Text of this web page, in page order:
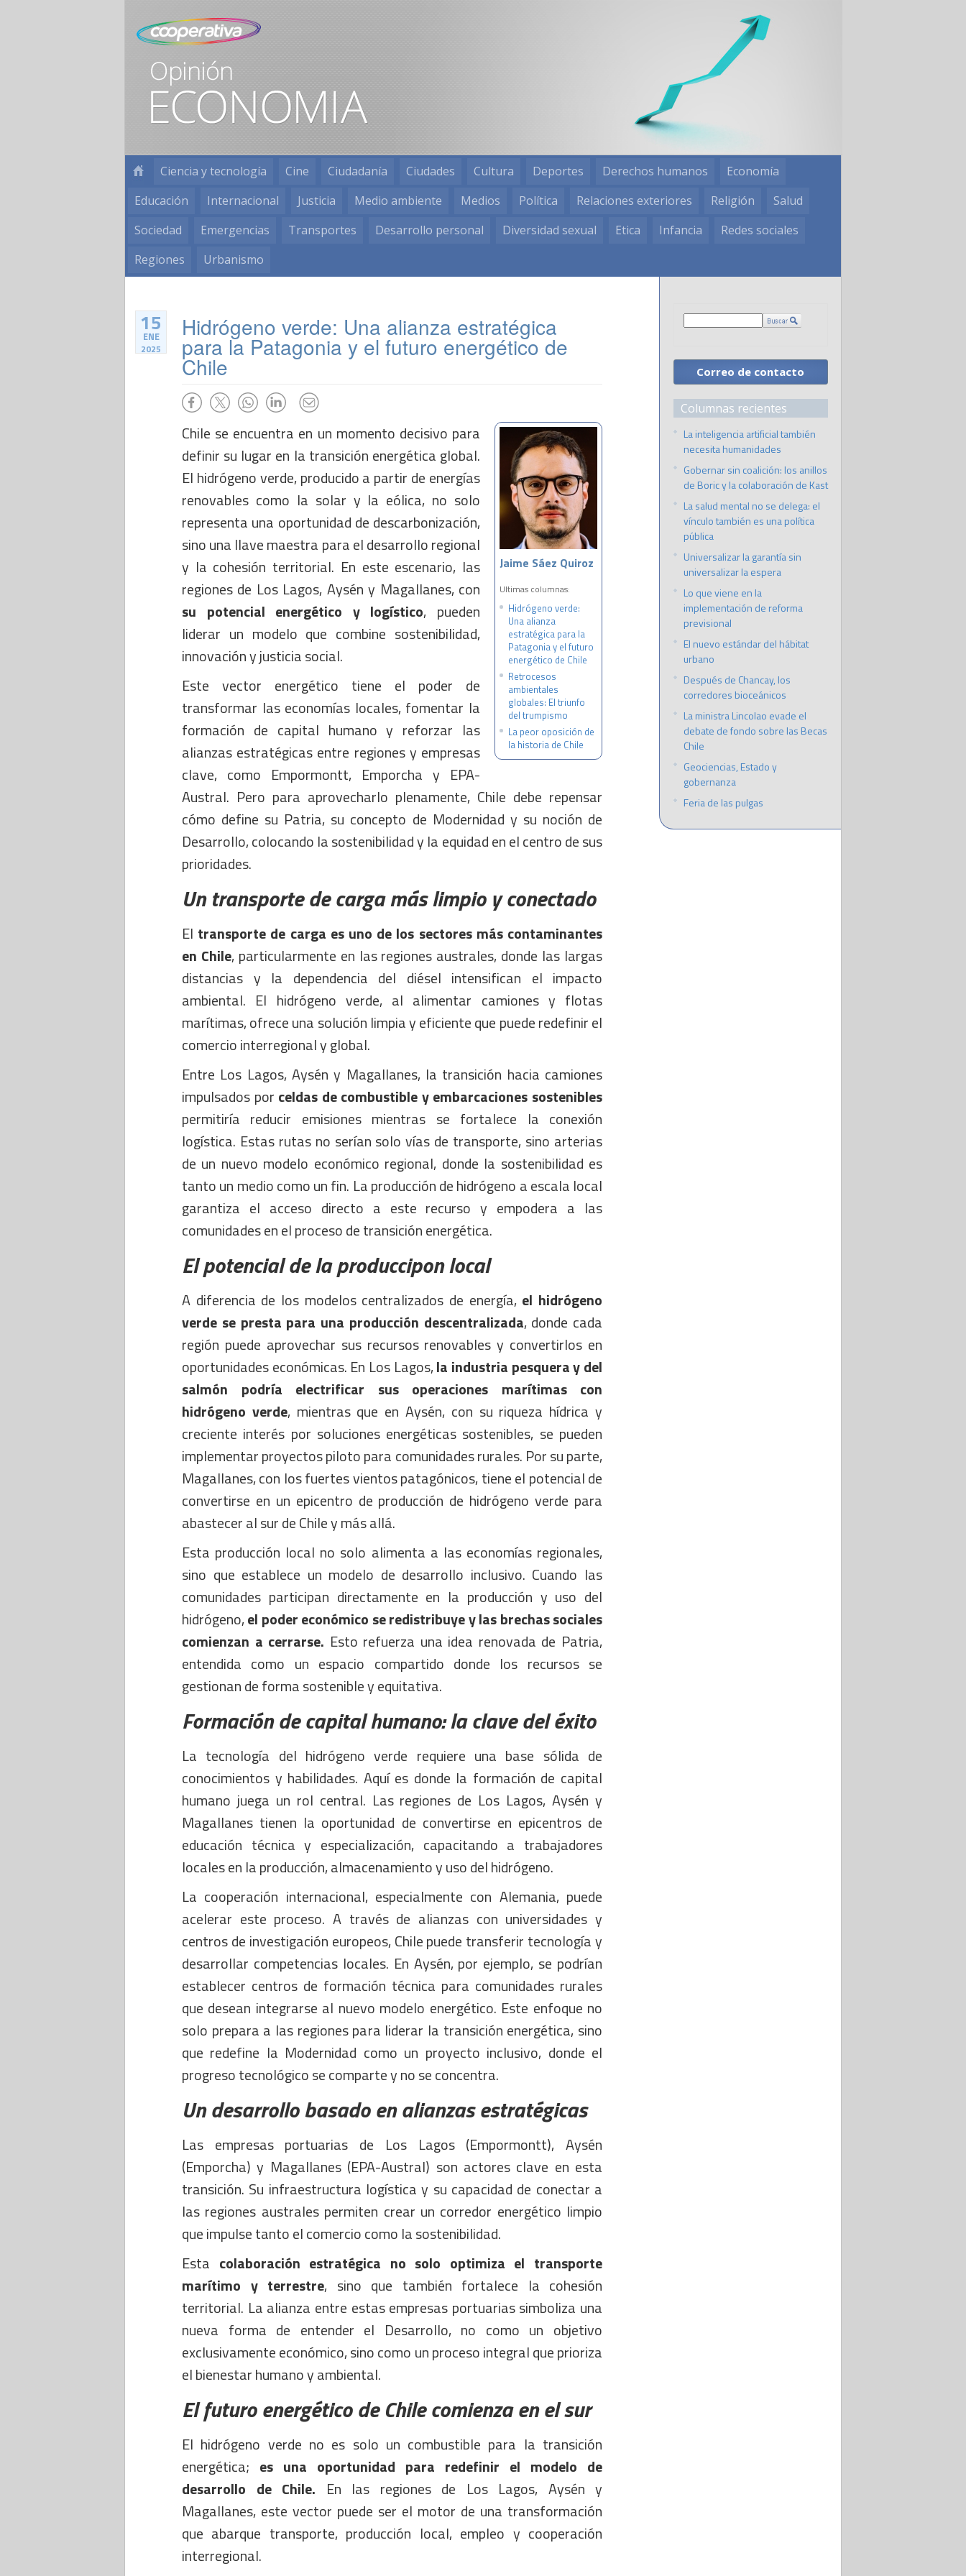
Ciencia y tecnología Cine Ciudadanía Ciudades Cultura Deportes Derechos humanos
Economía
Educación
Internacional Justicia Medio ambiente Medios Política Relaciones exteriores Religión
Salud
Sociedad
Emergencias Transportes Desarrollo personal Diversidad sexual Etica Infancia
Redes sociales
Regiones
Urbanismo
15
ENE
2025
Hidrógeno verde: Una alianza estratégica
para la Patagonia y el futuro energético de
Chile
Jaime Sáez Quiroz
Ultimas columnas:
Hidrógeno verde:
Una alianza
estratégica para la
Patagonia y el futuro
energético de Chile
Retrocesos
ambientales
globales: El triunfo
del trumpismo
La peor oposición de
la historia de Chile
Chile se encuentra en un momento decisivo para
definir su lugar en la transición energética global.
El hidrógeno verde, producido a partir de energías
renovables como la solar y la eólica, no solo
representa una oportunidad de descarbonización,
sino una llave maestra para el desarrollo regional
y la cohesión territorial. En este escenario, las
regiones de Los Lagos, Aysén y Magallanes, con
su potencial energético y logístico, pueden
liderar un modelo que combine sostenibilidad,
innovación y justicia social.
Este vector energético tiene el poder de
transformar las economías locales, fomentar la
formación de capital humano y reforzar las
alianzas estratégicas entre regiones y empresas
clave, como Empormontt, Emporcha y EPA-
Austral. Pero para aprovecharlo plenamente, Chile debe repensar
cómo define su Patria, su concepto de Modernidad y su noción de
Desarrollo, colocando la sostenibilidad y la equidad en el centro de sus
prioridades.
Un transporte de carga más limpio y conectado
El transporte de carga es uno de los sectores más contaminantes
en Chile, particularmente en las regiones australes, donde las largas
distancias y la dependencia del diésel intensifican el impacto
ambiental. El hidrógeno verde, al alimentar camiones y flotas
marítimas, ofrece una solución limpia y eficiente que puede redefinir el
comercio interregional y global.
Entre Los Lagos, Aysén y Magallanes, la transición hacia camiones
impulsados por celdas de combustible y embarcaciones sostenibles
permitiría reducir emisiones mientras se fortalece la conexión
logística. Estas rutas no serían solo vías de transporte, sino arterias
de un nuevo modelo económico regional, donde la sostenibilidad es
tanto un medio como un fin. La producción de hidrógeno a escala local
garantiza el acceso directo a este recurso y empodera a las
comunidades en el proceso de transición energética.
El potencial de la produccipon local
A diferencia de los modelos centralizados de energía, el hidrógeno
verde se presta para una producción descentralizada, donde cada
región puede aprovechar sus recursos renovables y convertirlos en
oportunidades económicas. En Los Lagos,la industria pesquera y del
salmón podría electrificar sus operaciones marítimas con
hidrógeno verde, mientras que en Aysén, con su riqueza hídrica y
creciente interés por soluciones energéticas sostenibles, se pueden
implementar proyectos piloto para comunidades rurales. Por su parte,
Magallanes, con los fuertes vientos patagónicos, tiene el potencial de
convertirse en un epicentro de producción de hidrógeno verde para
abastecer al sur de Chile y más allá.
Esta producción local no solo alimenta a las economías regionales,
sino que establece un modelo de desarrollo inclusivo. Cuando las
comunidades participan directamente en la producción y uso del
hidrógeno,el poder económico se redistribuye y las brechas sociales
comienzan a cerrarse. Esto refuerza una idea renovada de Patria,
entendida como un espacio compartido donde los recursos se
gestionan de forma sostenible y equitativa.
Formación de capital humano: la clave del éxito
La tecnología del hidrógeno verde requiere una base sólida de
conocimientos y habilidades. Aquí es donde la formación de capital
humano juega un rol central. Las regiones de Los Lagos, Aysén y
Magallanes tienen la oportunidad de convertirse en epicentros de
educación técnica y especialización, capacitando a trabajadores
locales en la producción, almacenamiento y uso del hidrógeno.
La cooperación internacional, especialmente con Alemania, puede
acelerar este proceso. A través de alianzas con universidades y
centros de investigación europeos, Chile puede transferir tecnología y
desarrollar competencias locales. En Aysén, por ejemplo, se podrían
establecer centros de formación técnica para comunidades rurales
que desean integrarse al nuevo modelo energético. Este enfoque no
solo prepara a las regiones para liderar la transición energética, sino
que redefine la Modernidad como un proyecto inclusivo, donde el
progreso tecnológico se comparte y no se concentra.
Un desarrollo basado en alianzas estratégicas
Las empresas portuarias de Los Lagos (Empormontt), Aysén
(Emporcha) y Magallanes (EPA-Austral) son actores clave en esta
transición. Su infraestructura logística y su capacidad de conectar a
las regiones australes permiten crear un corredor energético limpio
que impulse tanto el comercio como la sostenibilidad.
Esta colaboración estratégica no solo optimiza el transporte
marítimo y terrestre, sino que también fortalece la cohesión
territorial. La alianza entre estas empresas portuarias simboliza una
nueva forma de entender el Desarrollo, no como un objetivo
exclusivamente económico, sino como un proceso integral que prioriza
el bienestar humano y ambiental.
El futuro energético de Chile comienza en el sur
El hidrógeno verde no es solo un combustible para la transición
energética; es una oportunidad para redefinir el modelo de
desarrollo de Chile. En las regiones de Los Lagos, Aysén y
Magallanes, este vector puede ser el motor de una transformación
que abarque transporte, producción local, empleo y cooperación
interregional.
Correo de contacto
Columnas recientes
La inteligencia artificial también
necesita humanidades
Gobernar sin coalición: los anillos
de Boric y la colaboración de Kast
La salud mental no se delega: el
vínculo también es una política
pública
Universalizar la garantía sin
universalizar la espera
Lo que viene en la
implementación de reforma
previsional
El nuevo estándar del hábitat
urbano
Después de Chancay, los
corredores bioceánicos
La ministra Lincolao evade el
debate de fondo sobre las Becas
Chile
Geociencias, Estado y
gobernanza
Feria de las pulgas